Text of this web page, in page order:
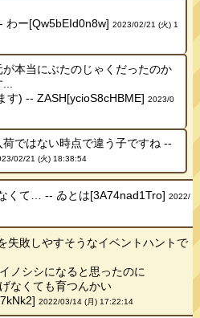
わー[Qw5bEId0n8w] 2023/02/21 (火) 1
本当にぶたのじゃくだったのか
す) -- ZASH[ycioS8cHBME] 2023/0
ではない時点で違う子ですね --
02/21 (火) 18:38:54
くて… -- ゐとは[3A74nad1Tro]2022/
失敗しやすそうなイベントハントで
ノシシになると思ったのに
なくても育つんかい
2022/03/14 (月) 17:22:14